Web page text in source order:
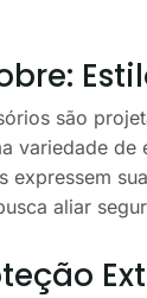
são
variedade
expressem
aliar